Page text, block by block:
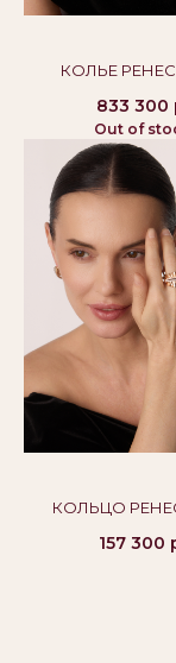
КОЛЬЕ
833 300
Out of
КОЛЬЦО
157 300
Публичная оферта